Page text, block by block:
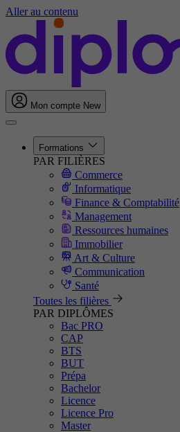
Aller au contenu
Mon compte New
Formations
PAR FILIÈRES
Commerce
Informatique
Finance & Comptabilité
Management
Ressources humaines
Immobilier
Art & Culture
Communication
Santé
Toutes les filières
PAR DIPLÔMES
Bac PRO
CAP
BTS
BUT
Prépa
Bachelor
Licence
Licence Pro
Master